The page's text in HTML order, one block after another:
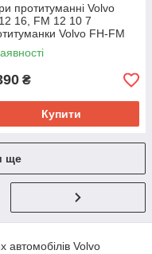
протитуманні Volvo
16, FM 12 10 7
Volvo FH-FM
для вантажівок
₴
Купити
ще
автомобілів Volvo